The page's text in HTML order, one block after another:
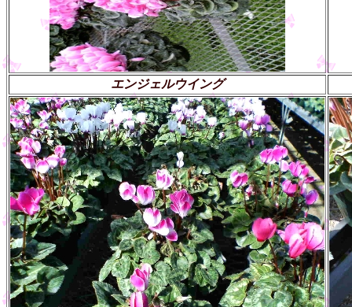
エンジェルウイング